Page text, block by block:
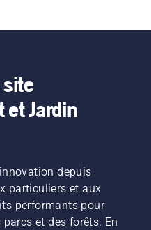
et Jardin
depuis
particuliers et aux
performants pour
parcs et des forêts. En